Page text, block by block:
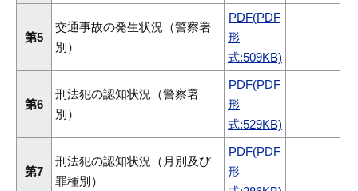
第5
交通事故の発生状況（警察署
別）
PDF(PDF
形
式:509KB)
第6
刑法犯の認知状況（警察署
別）
PDF(PDF
形
式:529KB)
第7
刑法犯の認知状況（月別及び
罪種別）
PDF(PDF
形